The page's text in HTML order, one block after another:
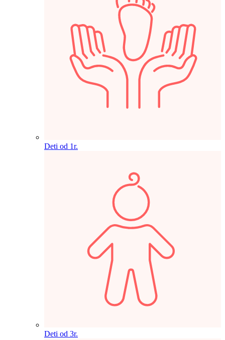
Deti od 1r.
Deti od 3r.